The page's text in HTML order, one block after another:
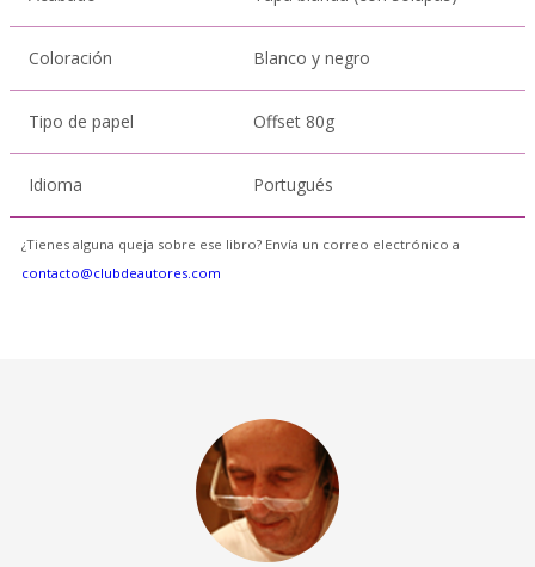
Coloración Blanco y negro
Tipo de papel Offset 80g
Idioma Portugués
¿Tienes alguna queja sobre ese libro? Envía un correo electrónico a
contacto@clubdeautores.com